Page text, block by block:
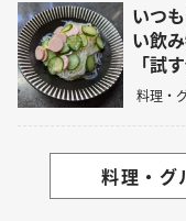
いつ
い飲
「試
料理・
料理・グ